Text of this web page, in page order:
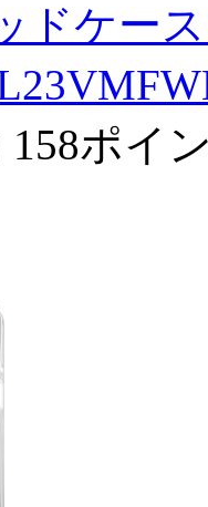
ドケー
158ポイ